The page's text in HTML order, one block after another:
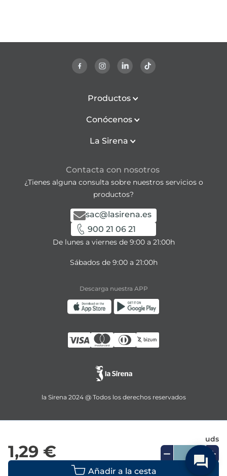
1,29 €
uds
Añadir a la cesta
Productos
Conócenos
La Sirena
Contacta con nosotros
¿Tienes alguna consulta sobre nuestros servicios o
productos?
sac@lasirena.es
900 21 06 21
De lunes a viernes de 9:00 a 21:00h
Sábados de 9:00 a 21:00h
Descarga nuestra APP
la Sirena 2024 @ Todos los derechos reservados